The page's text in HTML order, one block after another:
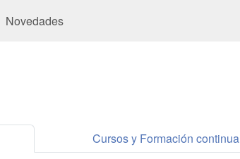
Novedades
Cursos y Formación continua